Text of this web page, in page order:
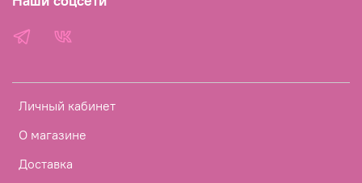
Личный кабинет
О магазине
Доставка